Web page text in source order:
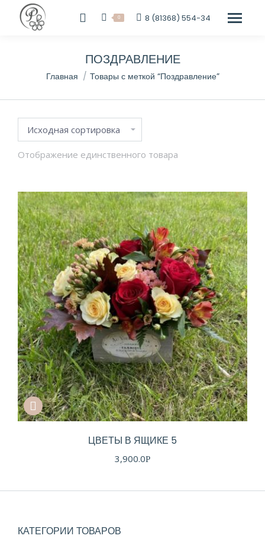
0 8 (81368) 554-34
ПОЗДРАВЛЕНИЕ
Вы здесь:
Главная Товары с меткой “Поздравление”
Отображение единственного товара
ЦВЕТЫ В ЯЩИКЕ 5
3,900.0Р
КАТЕГОРИИ ТОВАРОВ